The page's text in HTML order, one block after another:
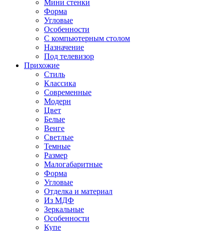
Мини стенки
Форма
Угловые
Особенности
С компьютерным столом
Назначение
Под телевизор
Прихожие
Стиль
Классика
Современные
Модерн
Цвет
Белые
Венге
Светлые
Темные
Размер
Малогабаритные
Форма
Угловые
Отделка и материал
Из МДФ
Зеркальные
Особенности
Купе